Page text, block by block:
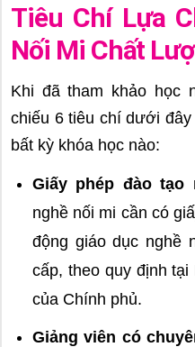
Tiêu Chí Lựa
Nối Mi Chất
Khi đã tham khảo học
chiếu 6 tiêu chí dưới
bất kỳ khóa học nào:
Giấy phép đào tạo
nghề nối mi cần có
động giáo dục nghề
cấp, theo quy định
của Chính phủ.
Giảng viên có